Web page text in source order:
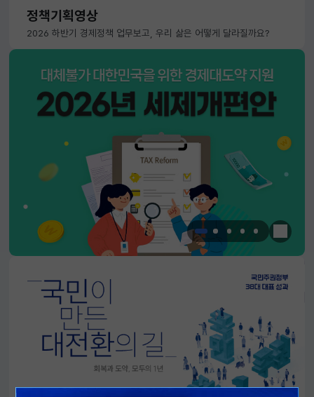
정책기획영상
2026 하반기 경제정책 업무보고, 우리 삶은 어떻게 달라질까요?
한눈에